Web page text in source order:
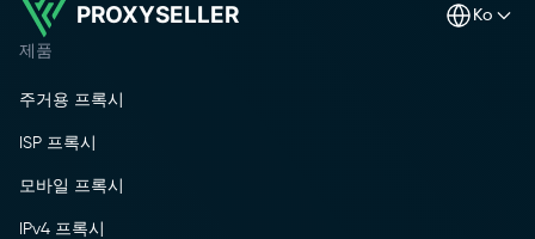
PROXYSELLER ko
제품
주거용 프록시
ISP 프록시
모바일 프록시
IPv4 프록시